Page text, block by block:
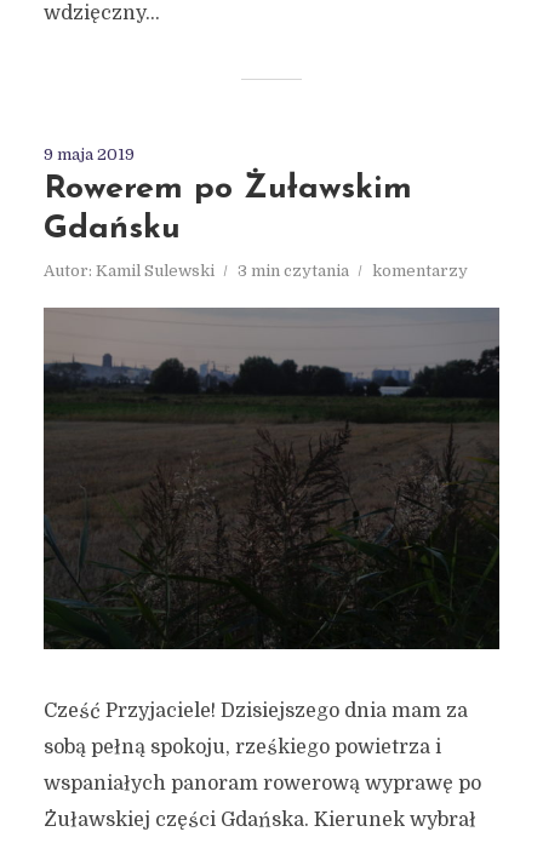
wdzięczny...
9 maja 2019
Rowerem po Żuławskim
Gdańsku
Autor: Kamil Sulewski 3 min czytania komentarzy
Cześć Przyjaciele! Dzisiejszego dnia mam za
sobą pełną spokoju, rześkiego powietrza i
wspaniałych panoram rowerową wyprawę po
Żuławskiej części Gdańska. Kierunek wybrał